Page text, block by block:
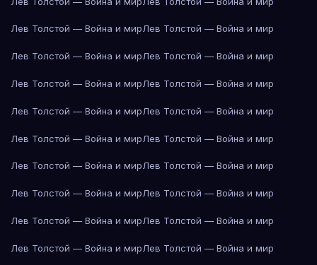
Лев Толстой — Война и мирЛев Толстой — Война и мир
Лев Толстой — Война и мирЛев Толстой — Война и мир
Лев Толстой — Война и мирЛев Толстой — Война и мир
Лев Толстой — Война и мирЛев Толстой — Война и мир
Лев Толстой — Война и мирЛев Толстой — Война и мир
Лев Толстой — Война и мирЛев Толстой — Война и мир
Лев Толстой — Война и мирЛев Толстой — Война и мир
Лев Толстой — Война и мирЛев Толстой — Война и мир
Лев Толстой — Война и мирЛев Толстой — Война и мир